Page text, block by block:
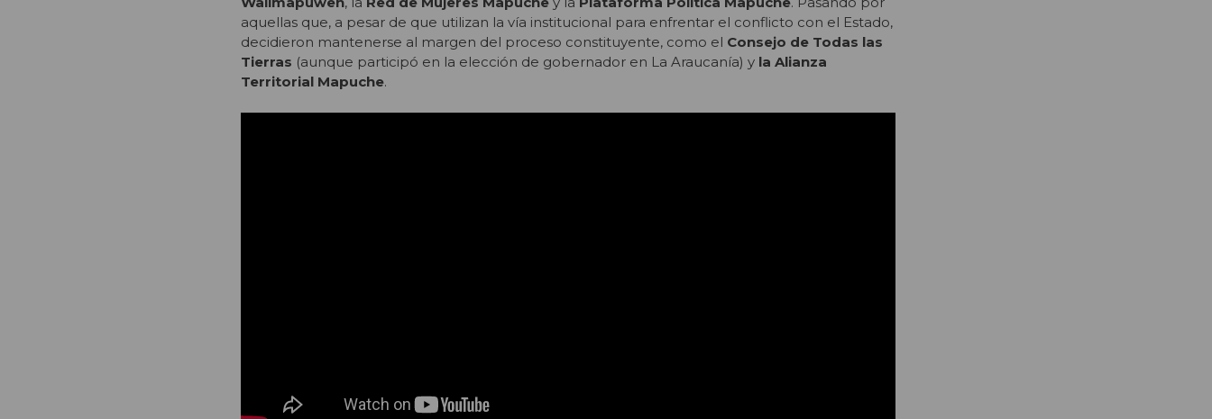
aquellas que, a pesar de que utilizan la vía institucional para enfrentar el conflicto con el Estado,
decidieron mantenerse al margen del proceso constituyente, como el Consejo de Todas las
Tierras (aunque participó en la elección de gobernador en La Araucanía) y la Alianza
Territorial Mapuche.